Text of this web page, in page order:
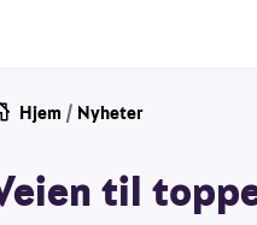
Hjem / Nyheter
til